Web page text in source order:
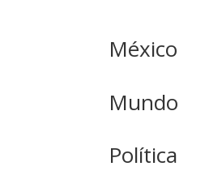
México
Mundo
Política